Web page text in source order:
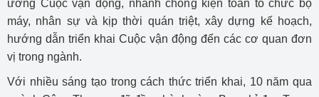
ương Cuộc vận động, nhanh chóng kiện toàn tổ chức bộ
máy, nhân sự và kịp thời quán triệt, xây dựng kế hoạch,
hướng dẫn triển khai Cuộc vận động đến các cơ quan đơn
vị trong ngành.
Với nhiều sáng tạo trong cách thức triển khai, 10 năm qua